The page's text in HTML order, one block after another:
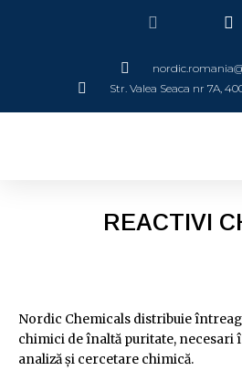
Str. Valea Seaca nr 7A,
REACTIVI
Nordic Chemicals distribuie
chimici de înaltă puritate, necesari
analiză și cercetare chimică.